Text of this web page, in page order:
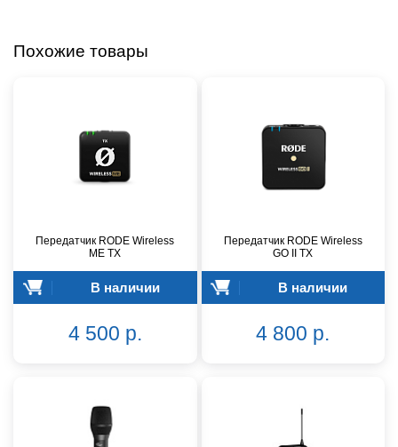
Похожие товары
Передатчик RODE Wireless
ME TX
В наличии
4 500 р.
Передатчик RODE Wireless
GO II TX
В наличии
4 800 р.